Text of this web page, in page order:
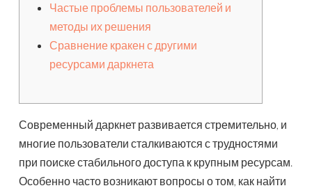
Частые проблемы пользователей и
методы их решения
Сравнение кракен с другими
ресурсами даркнета
Современный даркнет развивается стремительно, и
многие пользователи сталкиваются с трудностями
при поиске стабильного доступа к крупным ресурсам.
Особенно часто возникают вопросы о том, как найти